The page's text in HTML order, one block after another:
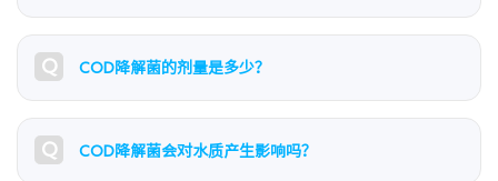
Q COD降解菌的剂量是多少？
Q COD降解菌会对水质产生影响吗？